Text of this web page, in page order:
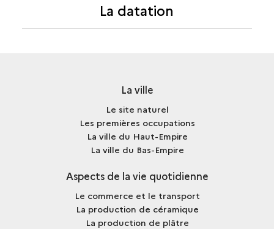
La datation
La ville
Le site naturel
Les premières occupations
La ville du Haut-Empire
La ville du Bas-Empire
Aspects de la vie quotidienne
Le commerce et le transport
La production de céramique
La production de plâtre